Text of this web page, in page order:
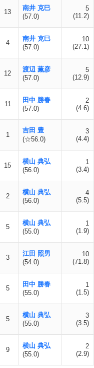
13
南井 克巳
(57.0)
5
(11.2)
4
南井 克巳
(57.0)
10
(27.1)
12
渡辺 薫彦
(57.0)
5
(12.9)
11
田中 勝春
(57.0)
2
(4.6)
1
吉田 豊
(☆56.0)
3
(4.4)
15
横山 典弘
(56.0)
1
(3.4)
2
横山 典弘
(56.0)
4
(5.5)
5
横山 典弘
(55.0)
1
(1.9)
3
江田 照男
(54.0)
10
(71.8)
5
田中 勝春
(55.0)
1
(1.5)
5
横山 典弘
(55.0)
3
(3.5)
9
横山 典弘
(55.0)
2
(2.9)